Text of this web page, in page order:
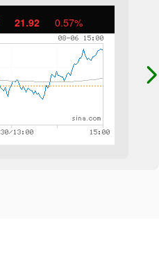
21.92 0.57%